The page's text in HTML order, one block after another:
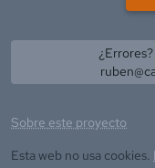
Sobre este proyecto
Esta web no usa cookies.